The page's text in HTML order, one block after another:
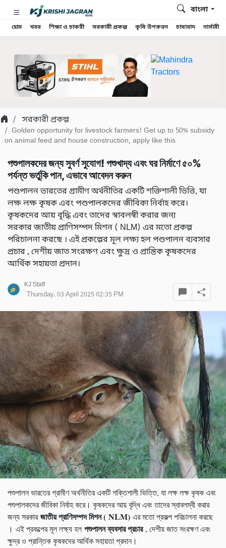
হোম খবর শিক্ষা ও চাকরী সরকারী প্রকল্প কৃষি উপকরন চাষাবাদ নার্সারী
বাংলা
সরকারী প্রকল্প
Golden opportunity for livestock farmers! Get up to 50% subsidy
on animal feed and house construction, apply like this
পশুপালকদের জন্য সুবর্ণ সুযোগ! পশুখাদ্য এবং ঘর নির্মাণে ৫০%
পর্যন্ত ভর্তুকি পান, এভাবে আবেদন করুন
পশুপালন ভারতের গ্রামীণ অর্থনীতির একটি শক্তিশালী ভিত্তি, যা
লক্ষ লক্ষ কৃষক এবং পশুপালকদের জীবিকা নির্বাহ করে।
কৃষকদের আয় বৃদ্ধি এবং তাদের স্বাবলম্বী করার জন্য
সরকার জাতীয় প্রাণিসম্পদ মিশন ( NLM) এর মতো প্রকল্প
পরিচালনা করছে । এই প্রকল্পের মূল লক্ষ্য হল পশুপালন ব্যবসার
প্রচার , দেশীয় জাত সংরক্ষণ এবং ক্ষুদ্র ও প্রান্তিক কৃষকদের
আর্থিক সহায়তা প্রদান।
KJ Staff
Thursday, 03 April 2025 02:35 PM
পশুপালন ভারতের গ্রামীণ অর্থনীতির একটি শক্তিশালী ভিত্তি, যা লক্ষ লক্ষ কৃষক এবং
পশুপালকদের জীবিকা নির্বাহ করে। কৃষকদের আয় বৃদ্ধি এবং তাদের স্বাবলম্বী করার
জন্য সরকারজাতীয় প্রাণিসম্পদ মিশন ( NLM) এর মতো প্রকল্প পরিচালনা করছে
। এই প্রকল্পের মূল লক্ষ্য হল পশুপালন ব্যবসার প্রচার, দেশীয় জাত সংরক্ষণ এবং
ক্ষুদ্র ও প্রান্তিক কৃষকদের আর্থিক সহায়তা প্রদান।